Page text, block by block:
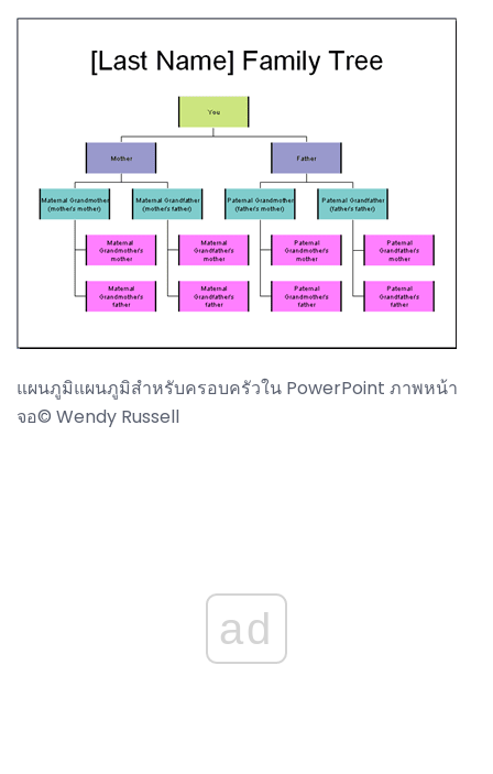
แผนภูมิแผนภูมิสำหรับครอบครัวใน PowerPoint ภาพหน้า
จอ© Wendy Russell
ad